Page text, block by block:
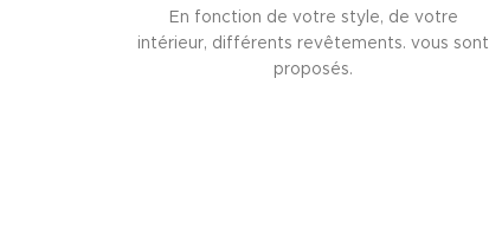
En fonction de votre style, de votre
intérieur, différents revêtements. vous sont
proposés.